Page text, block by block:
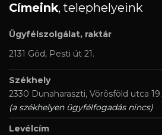
Címeink, telephelyeink
Ügyfélszolgálat, raktár
2131 Göd, Pesti út 21.
Székhely
2330 Dunaharaszti, Vörösföld utca 19.
(a székhelyen ügyfélfogadás nincs)
Levélcím